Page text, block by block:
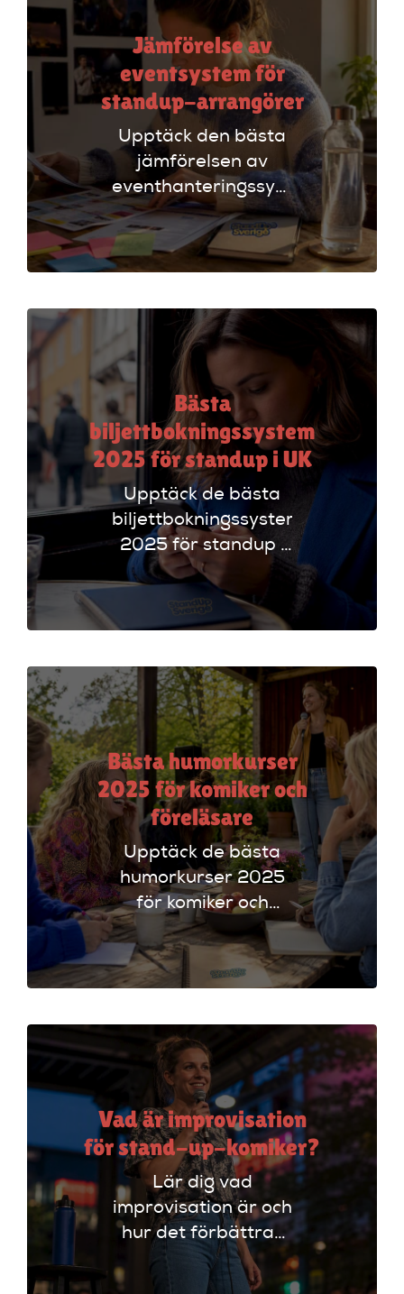
Jämförelse av
eventsystem för
standup-arrangörer
Upptäck den bästa
jämförelsen av
eventhanteringssystem
för standup-
arrangörer. Få
insikter om
evenemangskalender
och biljettlänkar!
Bästa
biljettbokningssystem
2025 för standup i UK
Upptäck de bästa
biljettbokningssystem
2025 för standup i
UK. Jämför
plattformar som
Ticketmaster och
rätt alternativ!
Bästa humorkurser
2025 för komiker och
föreläsare
Upptäck de bästa
humorkurser 2025
för komiker och
föreläsare. Lär dig
tekniker och få
scenerfarenhet med
Vad är improvisation
för stand-up-komiker?
Lär dig vad
improvisation är och
hur det förbättrar
din stand-up!
Upptäck tekniker